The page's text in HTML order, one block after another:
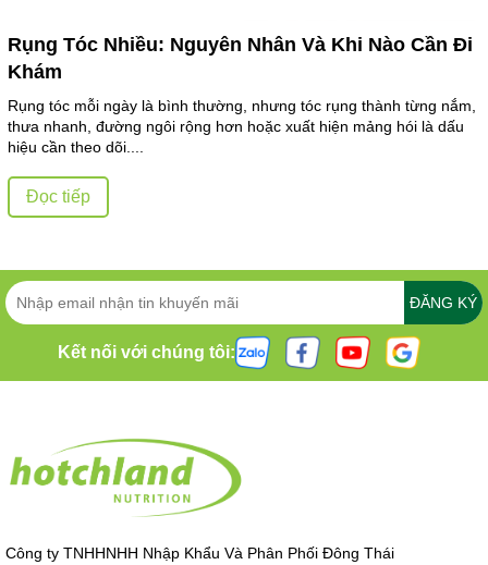
Rụng Tóc Nhiều: Nguyên Nhân Và Khi Nào Cần Đi
Khám
Rụng tóc mỗi ngày là bình thường, nhưng tóc rụng thành từng nắm,
thưa nhanh, đường ngôi rộng hơn hoặc xuất hiện mảng hói là dấu
hiệu cần theo dõi....
Đọc tiếp
ĐĂNG KÝ
Kết nối với chúng tôi:
Công ty TNHHNHH Nhập Khẩu Và Phân Phối Đông Thái